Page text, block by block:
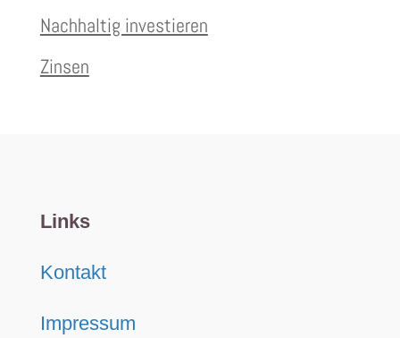
Nachhaltig investieren
Zinsen
Links
Kontakt
Impressum